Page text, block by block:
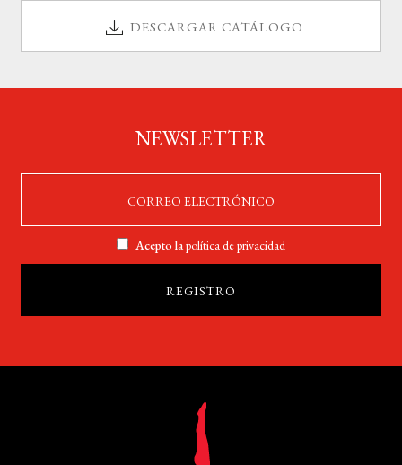
DESCARGAR CATÁLOGO
NEWSLETTER
Acepto lapolítica de privacidad